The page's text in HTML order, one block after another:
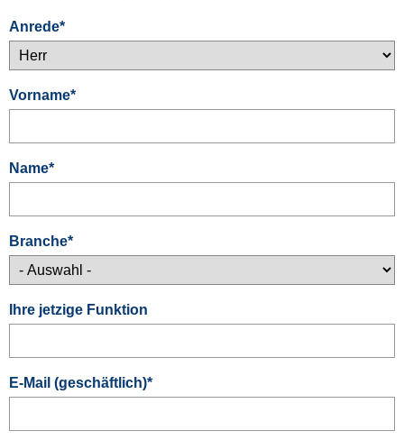
Anrede*
Vorname*
Name*
Branche*
Ihre jetzige Funktion
E-Mail (geschäftlich)*